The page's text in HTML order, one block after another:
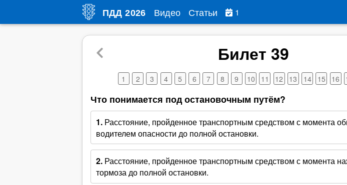
Билет 39
1 2 3 4 5 6 7 8 9 10 11 12 13 14 15 16
Что понимается под остановочным путём?
1.Расстояние, пройденное транспортным средством с момента
водителем опасности до полной остановки.
2.Расстояние, пройденное транспортным средством с момента
тормоза до полной остановки.
ПДД2026 Видео Статьи 1